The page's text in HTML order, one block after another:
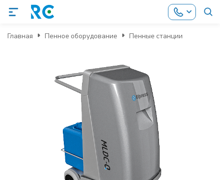
Главная Пенное оборудование Пенные станции